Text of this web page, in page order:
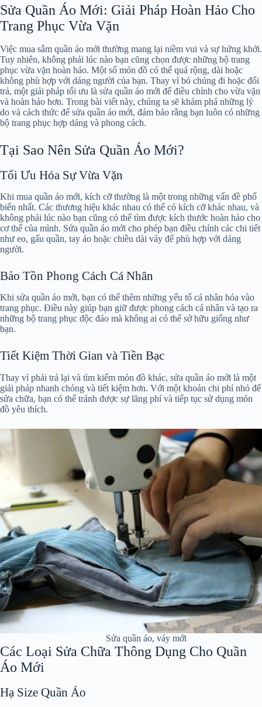
Sửa Quần Áo Mới: Giải Pháp Hoàn Hảo Cho
Trang Phục Vừa Vặn
Việc mua sắm quần áo mới thường mang lại niềm vui và sự hứng khởi.
Tuy nhiên, không phải lúc nào bạn cũng chọn được những bộ trang
phục vừa vặn hoàn hảo. Một số món đồ có thể quá rộng, dài hoặc
không phù hợp với dáng người của bạn. Thay vì bỏ chúng đi hoặc đổi
trả, một giải pháp tối ưu là sửa quần áo mới để điều chỉnh cho vừa vặn
và hoàn hảo hơn. Trong bài viết này, chúng ta sẽ khám phá những lý
do và cách thức để sửa quần áo mới, đảm bảo rằng bạn luôn có những
bộ trang phục hợp dáng và phong cách.
Tại Sao Nên Sửa Quần Áo Mới?
Tối Ưu Hóa Sự Vừa Vặn
Khi mua quần áo mới, kích cỡ thường là một trong những vấn đề phổ
biến nhất. Các thương hiệu khác nhau có thể có kích cỡ khác nhau, và
không phải lúc nào bạn cũng có thể tìm được kích thước hoàn hảo cho
cơ thể của mình. Sửa quần áo mới cho phép bạn điều chỉnh các chi tiết
như eo, gấu quần, tay áo hoặc chiều dài váy để phù hợp với dáng
người.
Bảo Tồn Phong Cách Cá Nhân
Khi sửa quần áo mới, bạn có thể thêm những yếu tố cá nhân hóa vào
trang phục. Điều này giúp bạn giữ được phong cách cá nhân và tạo ra
những bộ trang phục độc đáo mà không ai có thể sở hữu giống như
bạn.
Tiết Kiệm Thời Gian và Tiền Bạc
Thay vì phải trả lại và tìm kiếm món đồ khác, sửa quần áo mới là một
giải pháp nhanh chóng và tiết kiệm hơn. Với một khoản chi phí nhỏ để
sửa chữa, bạn có thể tránh được sự lãng phí và tiếp tục sử dụng món
đồ yêu thích.
Sửa quần áo, váy mới
Các Loại Sửa Chữa Thông Dụng Cho Quần
Áo Mới
Hạ Size Quần Áo